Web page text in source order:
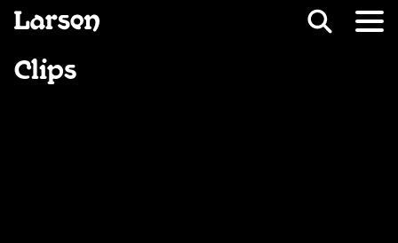
Fil d’ariane
Clips